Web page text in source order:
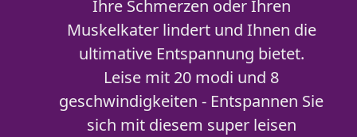
Ihre Schmerzen oder Ihren
Muskelkater lindert und Ihnen die
ultimative Entspannung bietet.
Leise mit 20 modi und 8
geschwindigkeiten - Entspannen Sie
sich mit diesem super leisen